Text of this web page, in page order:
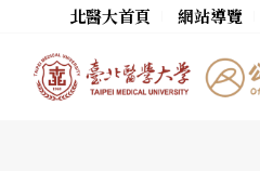
北醫大首頁 網站導覽